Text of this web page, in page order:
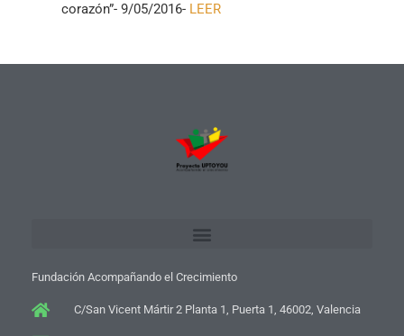
corazón”- 9/05/2016- LEER
Fundación Acompañando el Crecimiento
C/San Vicent Mártir 2 Planta 1, Puerta 1, 46002, Valencia